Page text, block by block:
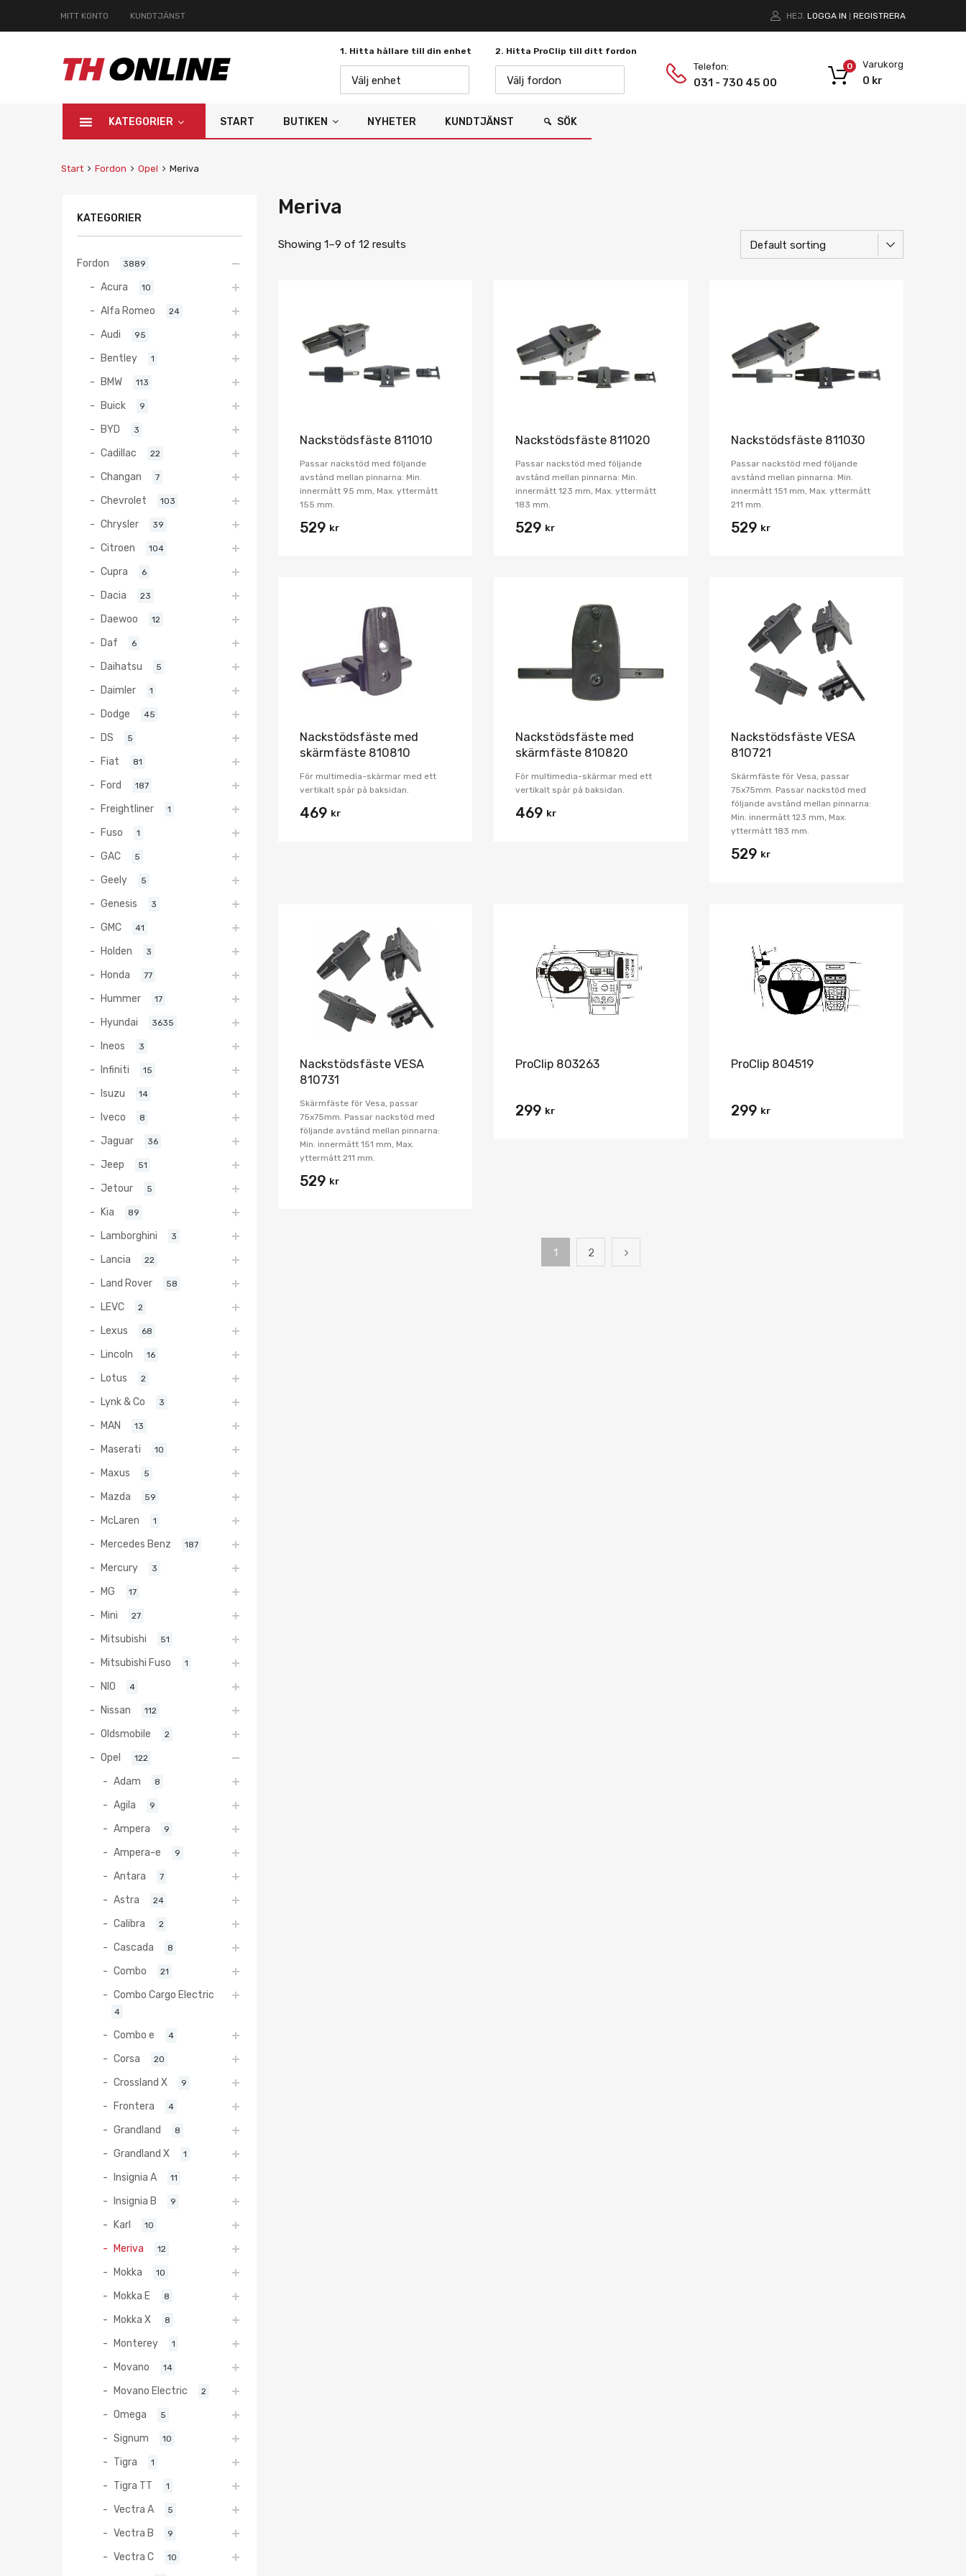
MITT KONTO KUNDTJÄNST HEJ. LOGGA IN REGISTRERA
1. Hitta hållare till din enhet
Välj enhet
2. Hitta ProClip till ditt fordon
Välj fordon
Telefon:
031 - 730 45 00
Varukorg
0 kr
0
KATEGORIER START BUTIKEN NYHETER KUNDTJÄNST SÖK
Start Fordon Opel Meriva
Meriva
Showing 1–9 of 12 results
Nackstödsfäste 811010
Passar nackstöd med följande
avstånd mellan pinnarna: Min.
innermått 95 mm, Max. yttermått
155 mm.
529 kr
Nackstödsfäste 811020
Passar nackstöd med följande
avstånd mellan pinnarna: Min.
innermått 123 mm, Max. yttermått
183 mm.
529 kr
Nackstödsfäste 811030
Passar nackstöd med följande
avstånd mellan pinnarna: Min.
innermått 151 mm, Max. yttermått
211 mm.
529 kr
Nackstödsfäste med
skärmfäste 810810
För multimedia-skärmar med ett
vertikalt spår på baksidan.
469 kr
Nackstödsfäste med
skärmfäste 810820
För multimedia-skärmar med ett
vertikalt spår på baksidan.
469 kr
Nackstödsfäste VESA
810721
Skärmfäste för Vesa, passar
75x75mm. Passar nackstöd med
följande avstånd mellan pinnarna:
Min. innermått 123 mm, Max.
yttermått 183 mm.
529 kr
Nackstödsfäste VESA
810731
Skärmfäste för Vesa, passar
75x75mm. Passar nackstöd med
följande avstånd mellan pinnarna:
Min. innermått 151 mm, Max.
yttermått 211 mm.
529 kr
ProClip 803263
299 kr
ProClip 804519
299 kr
1 2
KATEGORIER
Fordon 3889
Acura 10
Alfa Romeo 24
Audi 95
Bentley 1
BMW 113
Buick 9
BYD 3
Cadillac 22
Changan 7
Chevrolet 103
Chrysler 39
Citroen 104
Cupra 6
Dacia 23
Daewoo 12
Daf 6
Daihatsu 5
Daimler 1
Dodge 45
DS 5
Fiat 81
Ford 187
Freightliner 1
Fuso 1
GAC 5
Geely 5
Genesis 3
GMC 41
Holden 3
Honda 77
Hummer 17
Hyundai 3635
Ineos 3
Infiniti 15
Isuzu 14
Iveco 8
Jaguar 36
Jeep 51
Jetour 5
Kia 89
Lamborghini 3
Lancia 22
Land Rover 58
LEVC 2
Lexus 68
Lincoln 16
Lotus 2
Lynk & Co 3
MAN 13
Maserati 10
Maxus 5
Mazda 59
McLaren 1
Mercedes Benz 187
Mercury 3
MG 17
Mini 27
Mitsubishi 51
Mitsubishi Fuso 1
NIO 4
Nissan 112
Oldsmobile 2
Opel 122
Adam 8
Agila 9
Ampera 9
Ampera-e 9
Antara 7
Astra 24
Calibra 2
Cascada 8
Combo 21
Combo Cargo Electric
4
Combo e 4
Corsa 20
Crossland X 9
Frontera 4
Grandland 8
Grandland X 1
Insignia A 11
Insignia B 9
Karl 10
Meriva 12
Mokka 10
Mokka E 8
Mokka X 8
Monterey 1
Movano 14
Movano Electric 2
Omega 5
Signum 10
Tigra 1
Tigra TT 1
Vectra A 5
Vectra B 9
Vectra C 10